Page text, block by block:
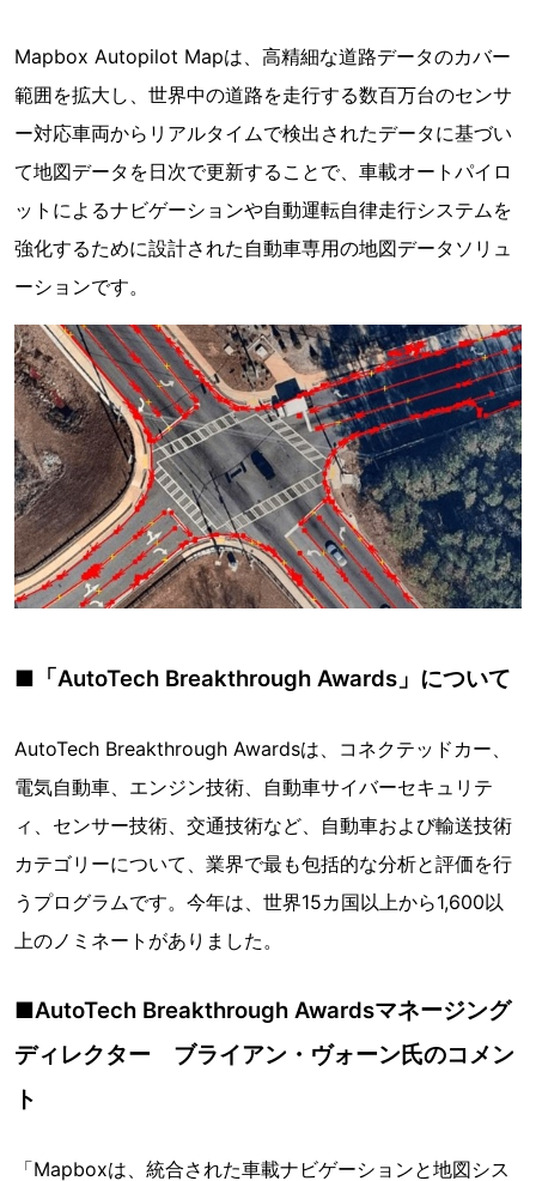
Mapbox Autopilot Mapは、高精細な道路データのカバー
範囲を拡大し、世界中の道路を走行する数百万台のセンサ
ー対応車両からリアルタイムで検出されたデータに基づい
て地図データを日次で更新することで、車載オートパイロ
ットによるナビゲーションや自動運転自律走行システムを
強化するために設計された自動車専用の地図データソリュ
ーションです。
■「AutoTech Breakthrough Awards」について
AutoTech Breakthrough Awardsは、コネクテッドカー、
電気自動車、エンジン技術、自動車サイバーセキュリテ
ィ、センサー技術、交通技術など、自動車および輸送技術
カテゴリーについて、業界で最も包括的な分析と評価を行
うプログラムです。今年は、世界15カ国以上から1,600以
上のノミネートがありました。
■AutoTech Breakthrough Awardsマネージング
ディレクター ブライアン・ヴォーン氏のコメン
ト
「Mapboxは、統合された車載ナビゲーションと地図シス